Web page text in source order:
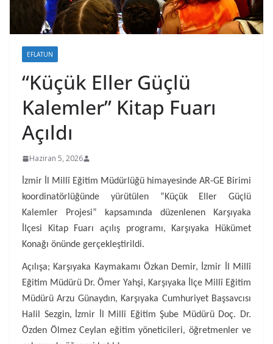
EFLATUN
“Küçük Eller Güçlü
Kalemler” Kitap Fuarı
Açıldı
Haziran 5, 2026
İzmir İl Millî Eğitim Müdürlüğü himayesinde AR-GE Birimi
koordinatörlüğünde yürütülen “Küçük Eller Güçlü
Kalemler Projesi” kapsamında düzenlenen Karşıyaka
İlçesi Kitap Fuarı açılış programı, Karşıyaka Hükümet
Konağı önünde gerçekleştirildi.
Açılışa; Karşıyaka Kaymakamı Özkan Demir, İzmir İl Millî
Eğitim Müdürü Dr. Ömer Yahşi, Karşıyaka İlçe Millî Eğitim
Müdürü Arzu Günaydın, Karşıyaka Cumhuriyet Başsavcısı
Halil Sezgin, İzmir İl Millî Eğitim Şube Müdürü Doç. Dr.
Özden Ölmez Ceylan eğitim yöneticileri, öğretmenler ve